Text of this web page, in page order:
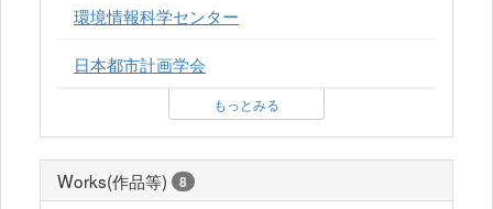
環境情報科学センター
日本都市計画学会
もっとみる
Works(作品等) 8